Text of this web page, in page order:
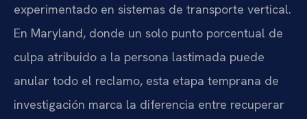
experimentado en sistemas de transporte vertical.
En Maryland, donde un solo punto porcentual de
culpa atribuido a la persona lastimada puede
anular todo el reclamo, esta etapa temprana de
investigación marca la diferencia entre recuperar